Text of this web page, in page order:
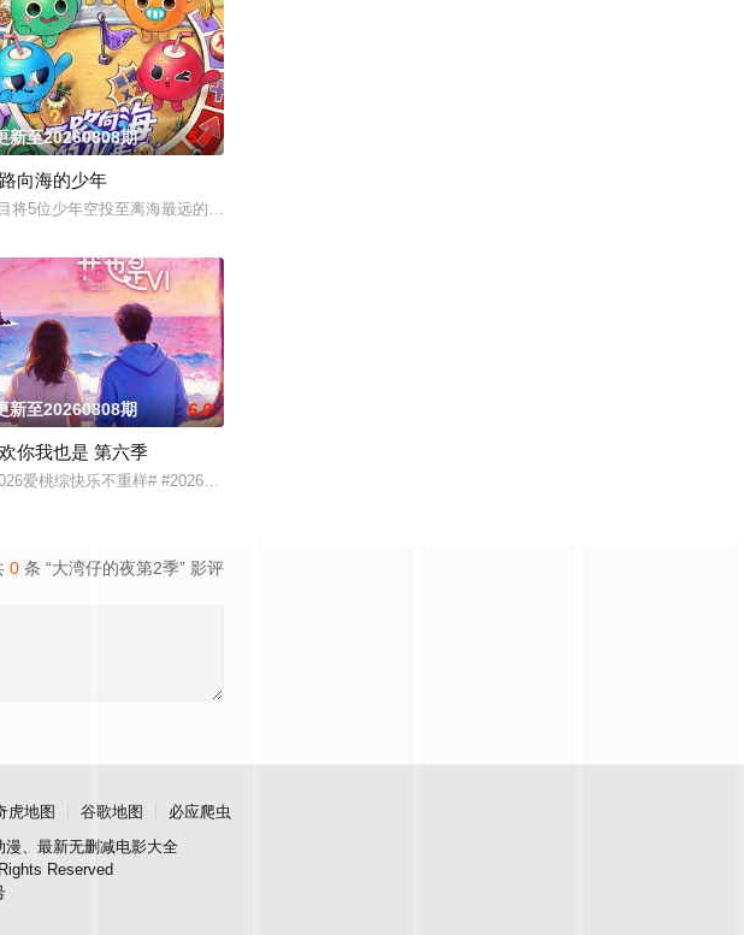
双强组队，化
比拼中高能开唱，演绎各国音乐风情、展现各自文化
勤天那份“想把地种好”的滚烫初心不变！将“见天地之广阔，解民生之多艰”的信念撒向更
新至20260808期 5.0
向海的少年
将5位少年空投至离海最远的大陆腹地，他们只有一辆车和一车椰子们，通过在途径补给站完成挑战任务
级引擎”，以更
口喜剧演员和漫才组合。每一位“小人物”都将带着真
2026夏天准时快乐
新至20260808期 6.0
你我也是 第六季
爱桃综快乐不重样# #2026爱奇艺新生片单# #喜欢你我也是# 第六季暖心回归！恋综IP携“恋爱旅行季”而
0 条 “大湾仔的夜第2季” 影评
虎地图 谷歌地图
必应爬虫
、最新无删减电影大全
Reserved